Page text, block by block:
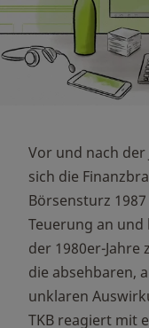
Vor und nach
sich die
Börsensturz
Teuerung an
der 1980er-Jahre
die absehbaren,
unklaren
TKB reagiert mit